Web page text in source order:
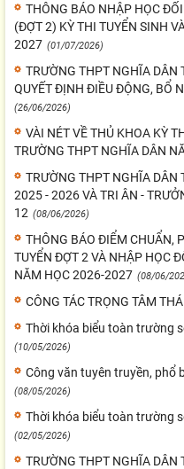
THÔNG BÁO NHẬP HỌC
(ĐỢT 2) KỲ THI TUYỂN SINH
2027 (01/07/2026)
TRƯỜNG THPT NGHĨA DÂN
QUYẾT ĐỊNH ĐIỀU ĐỘNG, BỔ
(26/06/2026)
VÀI NÉT VỀ THỦ KHOA KỲ
TRƯỜNG THPT NGHĨA DÂN
TRƯỜNG THPT NGHĨA DÂN
2025 - 2026 VÀ TRI ÂN -
12 (08/06/2026)
THÔNG BÁO ĐIỂM CHUẨN,
TUYỂN ĐỢT 2 VÀ NHẬP HỌC
NĂM HỌC 2026-2027 (08/06/
CÔNG TÁC TRỌNG TÂM
Thời khóa biểu toàn trường
(10/05/2026)
Công văn tuyên truyền, phổ
(08/05/2026)
Thời khóa biểu toàn trường
(02/05/2026)
TRƯỜNG THPT NGHĨA DÂN